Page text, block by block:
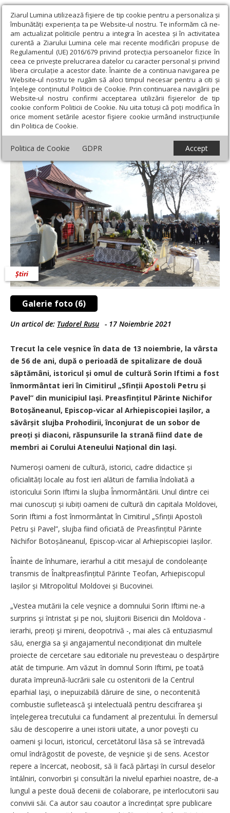
Ziarul Lumina utilizează fişiere de tip cookie pentru a personaliza și
îmbunătăți experiența ta pe Website-ul nostru. Te informăm că ne-
am actualizat politicile pentru a integra în acestea și în activitatea
curentă a Ziarului Lumina cele mai recente modificări propuse de
Regulamentul (UE) 2016/679 privind protecția persoanelor fizice în
ceea ce privește prelucrarea datelor cu caracter personal și privind
libera circulație a acestor date. Înainte de a continua navigarea pe
Website-ul nostru te rugăm să aloci timpul necesar pentru a citi și
înțelege conținutul Politicii de Cookie. Prin continuarea navigării pe
Website-ul nostru confirmi acceptarea utilizării fişierelor de tip
cookie conform Politicii de Cookie. Nu uita totuși că poți modifica în
orice moment setările acestor fişiere cookie urmând instrucțiunile
din Politica de Cookie.
Politica de Cookie GDPR Accept
Ziarul Lumina › Actualitate religioasă › Știri › Reputatul istoric
Sorin Iftimi a fost înmormântat la Iași
Reputatul istoric Sorin Iftimi a fost
înmormântat la Iași
Galerie foto (6)
Știri
Un articol de: Tudorel Rusu - 17 Noiembrie 2021
Trecut la cele veșnice în data de 13 noiembrie, la vârsta
de 56 de ani, după o perioadă de spitalizare de două
săptămâni, istoricul și omul de cultură Sorin Iftimi a fost
înmormântat ieri în Cimitirul „Sfinții Apostoli Petru și
Pavel” din municipiul Iași. Preasfințitul Părinte Nichifor
Botoșăneanul, Episcop-vicar al Arhiepiscopiei Iașilor, a
săvârșit slujba Prohodirii, înconjurat de un sobor de
preoți și diaconi, răspunsurile la strană fiind date de
membri ai Corului Ateneului Național din Iași.
Numeroși oameni de cultură, istorici, cadre didactice și
oficialități locale au fost ieri alături de familia îndoliată a
istoricului Sorin Iftimi la slujba Înmormântării. Unul dintre cei
mai cunoscuți și iubiți oameni de cultură din capitala Moldovei,
Sorin Iftimi a fost înmormântat în Cimitirul „Sfinții Apostoli
Petru și Pavel”, slujba fiind oficiată de Prea­sfințitul Părinte
Nichifor Botoșă­neanul, Episcop-vicar al Arhiepiscopiei Iașilor.
Înainte de înhumare, ierarhul a citit mesajul de condoleanțe
transmis de Înaltpreasfințitul Părinte Teofan, Arhiepiscopul
Iașilor și Mitropolitul Moldovei și Bucovinei.
„Vestea mutării la cele veşnice a domnului Sorin Iftimi ne-a
surprins şi ȋntristat şi pe noi, slujitorii Bisericii din Moldova -
ierarhi, preoți şi mireni, deopotrivă -, mai ales că entuziasmul
său, energia sa şi angajamentul necondiționat din multele
proiecte de cercetare sau editoriale nu prevesteau o despărțire
atȃt de timpurie. Am văzut ȋn domnul Sorin Iftimi, pe toată
durata ȋmpreună-lucrării sale cu ostenitorii de la Centrul
eparhial Iaşi, o inepuizabilă dăruire de sine, o necontenită
combus­tie sufletească şi intelectuală pentru descifrarea şi
ȋnțelegerea trecutului ca fundament al prezentului. Ȋn demersul
său de descoperire a unei istorii uitate, a unor poveşti cu
oameni şi locuri, istoricul, cercetătorul lăsa să se ȋntrevadă
omul ȋndrăgostit de poveste, de veşnicie şi de sens. Acestor
repere a ȋncercat, neobosit, să ȋi facă părtaşi ȋn cursul deselor
ȋntȃlniri, convorbiri şi consultări la nivelul eparhiei noastre, de-a
lungul a peste două decenii de colaborare, pe interlocutorii sau
convivii săi. Ca autor sau coautor a ȋncredințat spre publicare